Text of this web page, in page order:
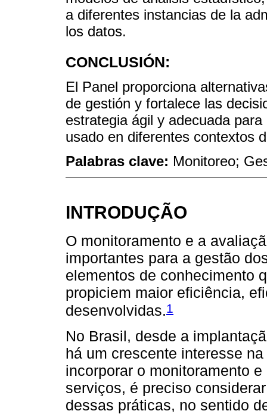
a diferentes instancias de la
los datos.
CONCLUSIÓN:
El Panel proporciona
de gestión y fortalece las
estrategia ágil y adecuada
usado en diferentes contextos
Palabras clave: Monitoreo;
INTRODUÇÃO
O monitoramento e a
importantes para a gestão
elementos de conhecimento
propiciem maior eficiência,
desenvolvidas.1
No Brasil, desde a
há um crescente interesse
incorporar o monitoramento
serviços, é preciso
dessas práticas, no sentido